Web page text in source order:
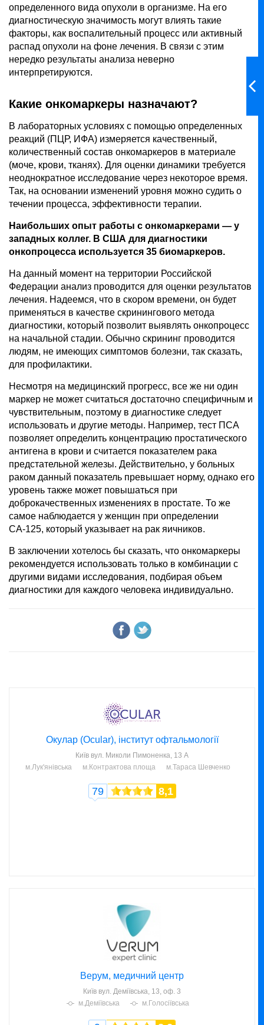
определенного вида опухоли в организме. На его
диагностическую значимость могут влиять такие
факторы, как воспалительный процесс или активный
распад опухоли на фоне лечения. В связи с этим
нередко результаты анализа неверно
интерпретируются.
Какие онкомаркеры назначают?
В лабораторных условиях с помощью определенных
реакций (ПЦР, ИФА) измеряется качественный,
количественный состав онкомаркеров в материале
(моче, крови, тканях). Для оценки динамики требуется
неоднократное исследование через некоторое время.
Так, на основании изменений уровня можно судить о
течении процесса, эффективности терапии.
Наибольших опыт работы с онкомаркерами — у
западных коллег. В США для диагностики
онкопроцесса используется 35 биомаркеров.
На данный момент на территории Российской
Федерации анализ проводится для оценки результатов
лечения. Надеемся, что в скором времени, он будет
применяться в качестве скринингового метода
диагностики, который позволит выявлять онкопроцесс
на начальной стадии. Обычно скрининг проводится
людям, не имеющих симптомов болезни, так сказать,
для профилактики.
Несмотря на медицинский прогресс, все же ни один
маркер не может считаться достаточно специфичным и
чувствительным, поэтому в диагностике следует
использовать и другие методы. Например, тест ПСА
позволяет определить концентрацию простатического
антигена в крови и считается показателем рака
предстательной железы. Действительно, у больных
раком данный показатель превышает норму, однако его
уровень также может повышаться при
доброкачественных изменениях в простате. То же
самое наблюдается у женщин при определении
СА-125, который указывает на рак яичников.
В заключении хотелось бы сказать, что онкомаркеры
рекомендуется использовать только в комбинации с
другими видами исследования, подбирая объем
диагностики для каждого человека индивидуально.
Окулар (Ocular), інститут офтальмології
Київ вул. Миколи Пимоненка, 13 А
м.Лук'янівська
м.Контрактова площа м.Тараса Шевченко
79 8,1
Верум, медичний центр
Київ вул. Деміївська, 13, оф. 3
м.Деміївська
м.Голосіївська